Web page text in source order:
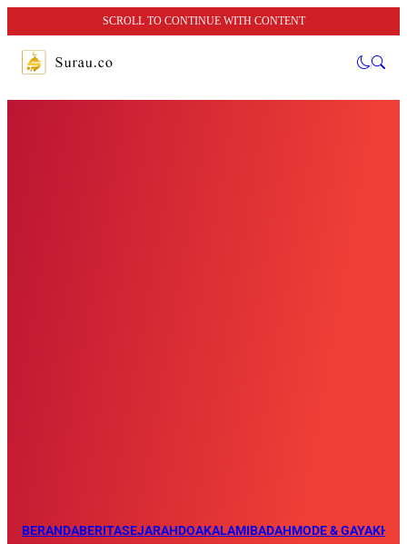
SCROLL TO CONTINUE WITH CONTENT
BERANDABERITASEJARAHDOAKALAMIBADAHMODE & GAYA